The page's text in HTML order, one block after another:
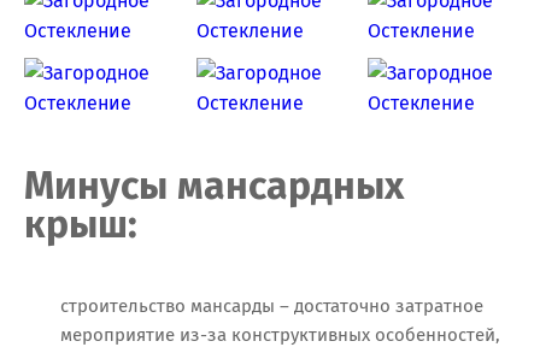
Минусы мансардных
крыш:
строительство мансарды – достаточно затратное
мероприятие из-за конструктивных особенностей,